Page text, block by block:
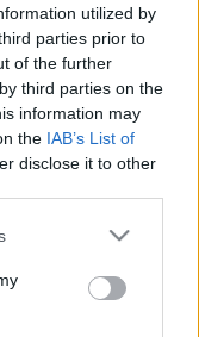
utilized by
parties prior to
of the further
third parties on the
information may
the IAB’s List of
disclose it to other
or more Google
You may click to
party tags to
in below Google
az